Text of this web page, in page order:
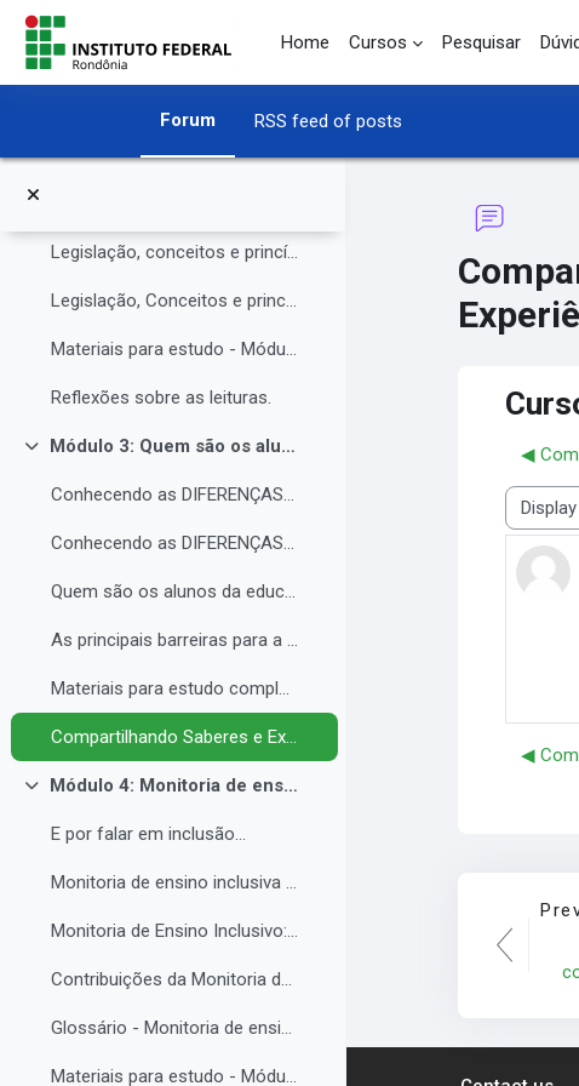
Skip to main content
Home
Cursos Pesquisar
Forum RSS feed of posts
Compartilhando Saberes e Experiências.
Legislação, conceitos e princípios da educação inclusiva.
Legislação, Conceitos e princípios da educação inclusiva (parte 2)
Materiais para estudo - Módulo 2.
Reflexões sobre as leituras.
Collapse
Módulo 3: Quem são os alunos da educação inclusiva.
Conhecendo as DIFERENÇAS para promover a IGUALDADE com EQUIDADE.
Conhecendo as DIFERENÇAS para promover a IGUALDADE com EQUIDADE.
Quem são os alunos da educação inclusiva.
As principais barreiras para a inclusão.
Materiais para estudo complementar - Módulo 3.
Compartilhando Saberes e Experiências. 2
Collapse
Módulo 4: Monitoria de ensino inclusiva no processo formativo de estudantes com Necessidades Educacionais Específicas - NEE no contexto da Educação Profissional e Tecnológica.
E por falar em inclusão...
Monitoria de ensino inclusiva junto a estudante com Necessidades Educacionais Específicas - NEE no contexto da Educação Profissional e Tecnológica.
Monitoria de Ensino Inclusivo: Conceitos e Objetivos.
Contribuições da Monitoria de ensino inclusiva para o estudante com Necessidades Educacionais Específicas.
Glossário - Monitoria de ensino e educação inclusiva.
Materiais para estudo - Módulo 4.
◀︎
Display
◀︎